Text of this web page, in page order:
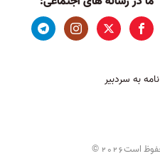
نامه به سردبیر
2026
©